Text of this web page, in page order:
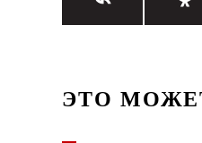
ЭТО